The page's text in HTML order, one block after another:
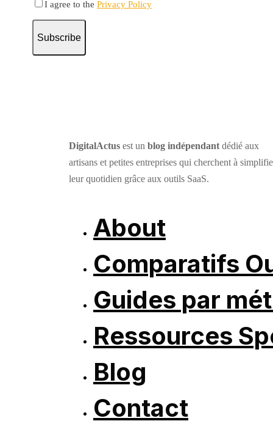
I agree to the Privacy Policy
Subscribe
DigitalActus est un blog indépendant dédié aux
artisans et petites entreprises qui cherchent à
leur quotidien grâce aux outils SaaS.
About
Comparatifs
Guides par
Ressources
Blog
Contact